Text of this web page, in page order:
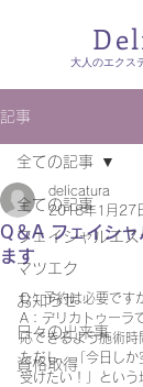
大人のエクス
記事
全ての記事
フェイシャルエス
マツエク
お知らせ
日々の出来事
資格取得
全ての記事
Q＆A フェイシ
ます
delicatura
2018年1月27
Q：予約は必要です
A：デリカトゥーラ
応できるよう施術時
ただし、「今日しか
受けたい！」という